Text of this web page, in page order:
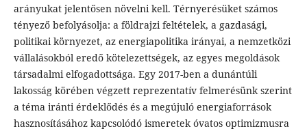
arányukat jelentősen növelni kell. Térnyerésüket számos
tényező befolyásolja: a földrajzi feltételek, a gazdasági,
politikai környezet, az energiapolitika irányai, a nemzetközi
vállalásokból eredő kötelezettségek, az egyes megoldások
társadalmi elfogadottsága. Egy 2017-ben a dunántúli
lakosság körében végzett reprezentatív felmerésünk szerint
a téma iránti érdeklődés és a megújuló energiaforrások
hasznosításához kapcsolódó ismeretek óvatos optimizmusra